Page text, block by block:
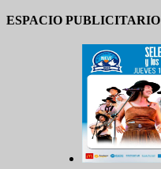
ESPACIO PUBLICITARIO